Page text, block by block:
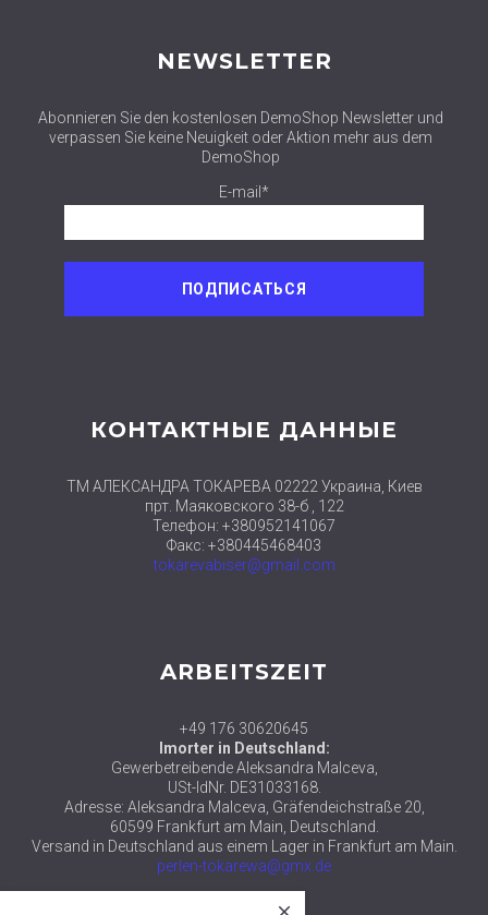
NEWSLETTER
Abonnieren Sie den kostenlosen DemoShop Newsletter und
verpassen Sie keine Neuigkeit oder Aktion mehr aus dem
DemoShop
E-mail*
КОНТАКТНЫЕ ДАННЫЕ
ТМ АЛЕКСАНДРА ТОКАРЕВА 02222 Украина, Киев
прт. Маяковского 38-б , 122
Телефон: +380952141067
Факс: +380445468403
tokarevabiser@gmail.com
ARBEITSZEIT
+49 176 30620645
Imorter in Deutschland:
Gewerbetreibende Aleksandra Malceva,
USt-IdNr. DE31033168.
Adresse: Aleksandra Malceva, Gräfendeichstraße 20,
60599 Frankfurt am Main, Deutschland.
Versand in Deutschland aus einem Lager in Frankfurt am Main.
perlen-tokarewa@gmx.de